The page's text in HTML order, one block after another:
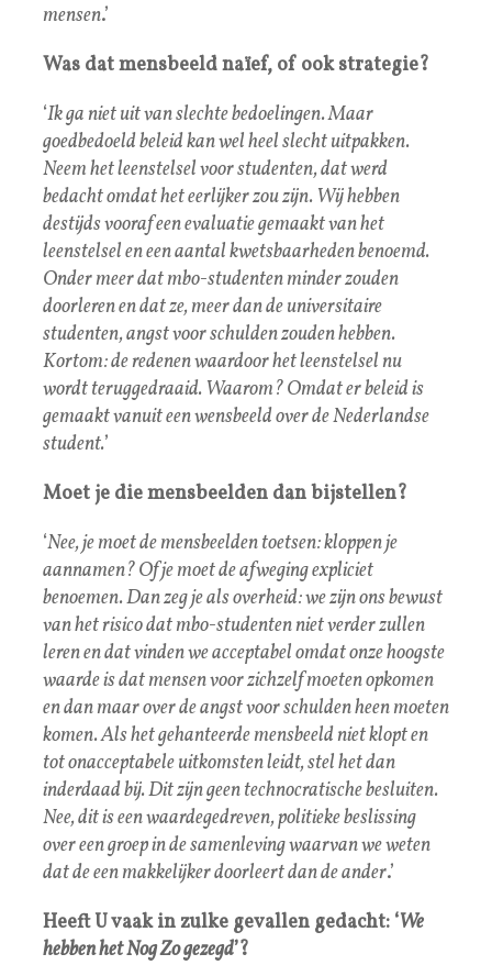
mensen.’
Was dat mensbeeld naïef, of ook strategie?
‘Ik ga niet uit van slechte bedoelingen. Maar
goedbedoeld beleid kan wel heel slecht uitpakken.
Neem het leenstelsel voor studenten, dat werd
bedacht omdat het eerlijker zou zijn. Wij hebben
destijds vooraf een evaluatie gemaakt van het
leenstelsel en een aantal kwetsbaarheden benoemd.
Onder meer dat mbo-studenten minder zouden
doorleren en dat ze, meer dan de universitaire
studenten, angst voor schulden zouden hebben.
Kortom: de redenen waardoor het leenstelsel nu
wordt teruggedraaid. Waarom? Omdat er beleid is
gemaakt vanuit een wensbeeld over de Nederlandse
student.’
Moet je die mensbeelden dan bijstellen?
‘Nee, je moet de mensbeelden toetsen: kloppen je
aannamen? Of je moet de afweging expliciet
benoemen. Dan zeg je als overheid: we zijn ons bewust
van het risico dat mbo-studenten niet verder zullen
leren en dat vinden we acceptabel omdat onze hoogste
waarde is dat mensen voor zichzelf moeten opkomen
en dan maar over de angst voor schulden heen moeten
komen. Als het gehanteerde mensbeeld niet klopt en
tot onacceptabele uitkomsten leidt, stel het dan
inderdaad bij. Dit zijn geen technocratische besluiten.
Nee, dit is een waardegedreven, politieke beslissing
over een groep in de samenleving waarvan we weten
dat de een makkelijker doorleert dan de ander.’
Heeft U vaak in zulke gevallen gedacht: ‘We
hebben het Nog Zo gezegd’?